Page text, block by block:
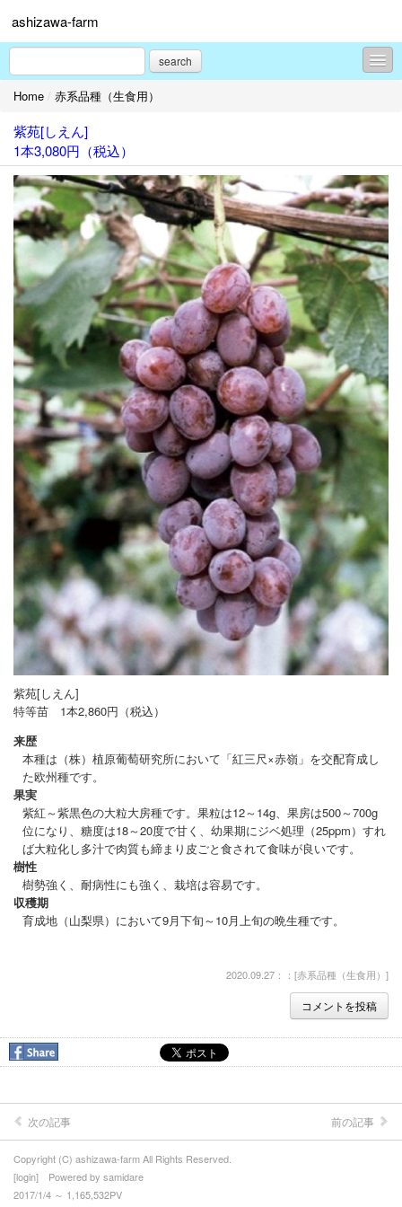
ashizawa-farm
search
コンテンツ
生食用品種
赤系品種（生食用）
白系品種（生食用）
黒系品種（生食用）
ワイン用 赤系品種
ワイン用 白系品種
ワイン用 山梨県育成品種
プロフィール
お問合せ
Home / 赤系品種（生食用）
紫苑[しえん]
1本3,080円（税込）
紫苑[しえん]
特等苗 1本2,860円（税込）
来歴
本種は（株）植原葡萄研究所において「紅三尺×赤嶺」を交配育成し
た欧州種です。
果実
紫紅～紫黒色の大粒大房種です。果粒は12～14g、果房は500～700g
位になり、糖度は18～20度で甘く、幼果期にジベ処理（25ppm）すれ
ば大粒化し多汁で肉質も締まり皮ごと食されて食味が良いです。
樹性
樹勢強く、耐病性にも強く、栽培は容易です。
収穫期
育成地（山梨県）において9月下旬～10月上旬の晩生種です。
2020.09.27：：[赤系品種（生食用） ]
コメントを投稿
次の記事 前の記事
Copyright (C) ashizawa-farm All Rights Reserved.
[login] Powered by samidare
2017/1/4 ～ 1,165,532PV